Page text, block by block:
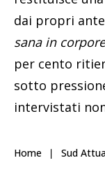
dai propri
sana in
per cento
sotto
intervistati
Home Sud